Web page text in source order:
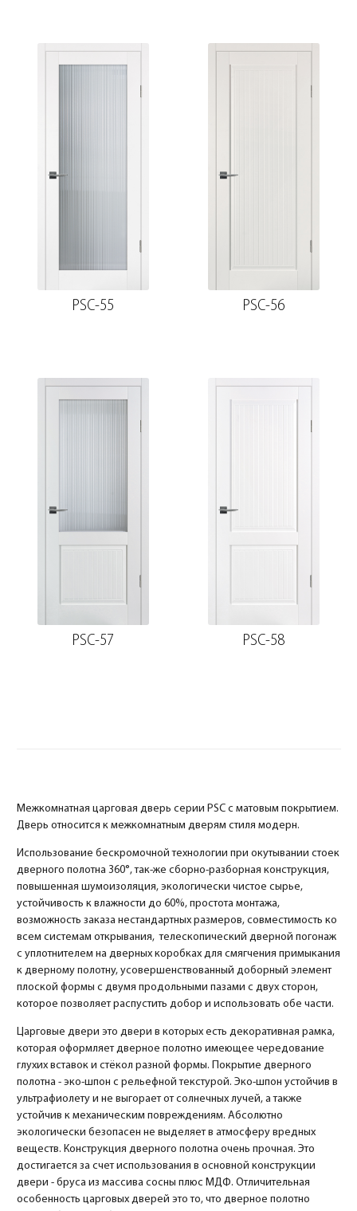
PSC-55 PSC-56
PSC-57 PSC-58
Межкомнатная царговая дверь серии PSC с матовым покрытием.
Дверь относится к межкомнатным дверям стиля модерн.
Использование бескромочной технологии при окутывании стоек
дверного полотна 360°, так-же сборно-разборная конструкция,
повышенная шумоизоляция, экологически чистое сырье,
устойчивость к влажности до 60%, простота монтажа,
возможность заказа нестандартных размеров, совместимость ко
всем системам открывания, телескопический дверной погонаж
с уплотнителем на дверных коробках для смягчения примыкания
к дверному полотну, усовершенствованный доборный элемент
плоской формы с двумя продольными пазами с двух сторон,
которое позволяет распустить добор и использовать обе части.
Царговые двери это двери в которых есть декоративная рамка,
которая оформляет дверное полотно имеющее чередование
глухих вставок и стёкол разной формы. Покрытие дверного
полотна - эко-шпон с рельефной текстурой. Эко-шпон устойчив в
ультрафиолету и не выгорает от солнечных лучей, а также
устойчив к механическим повреждениям. Абсолютно
экологически безопасен не выделяет в атмосферу вредных
веществ. Конструкция дверного полотна очень прочная. Это
достигается за счет использования в основной конструкции
двери - бруса из массива сосны плюс МДФ. Отличительная
особенность царговых дверей это то, что дверное полотно